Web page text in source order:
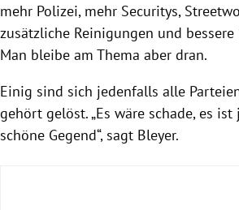
mehr Polizei, mehr Securitys,
zusätzliche Reinigungen und
Man bleibe am Thema aber dran.
Einig sind sich jedenfalls alle
gehört gelöst. „Es wäre schade, es ist
schöne Gegend“, sagt Bleyer.